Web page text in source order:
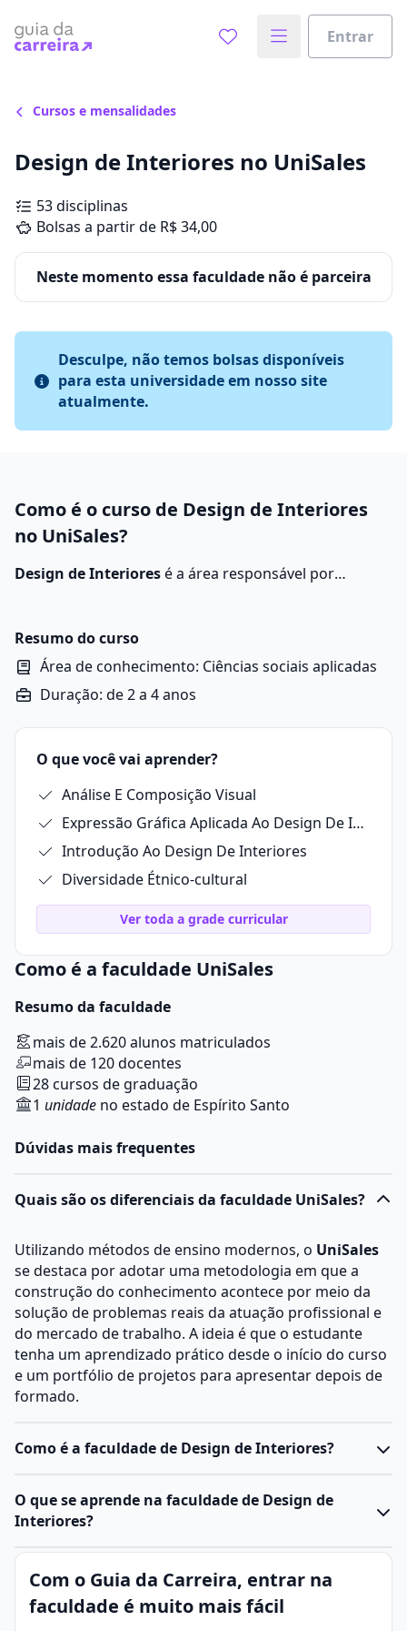
Entrar
Cursos e mensalidades
Design de Interiores no UniSales
53 disciplinas
Bolsas a partir de R$ 34,00
Neste momento essa faculdade não é parceira
Desculpe, não temos bolsas disponíveis
para esta universidade em nosso site
atualmente.
Como é o curso de Design de Interiores
no UniSales?
Design de Interioresé a área responsável por
Resumo do curso
Área de conhecimento: Ciências sociais aplicadas
Duração: de 2 a 4 anos
O que você vai aprender?
Análise E Composição Visual
Expressão Gráfica Aplicada Ao Design De Interiores
Introdução Ao Design De Interiores
Diversidade Étnico-cultural
Ver toda a grade curricular
Como é a faculdade UniSales
Resumo da faculdade
mais de 2.620 alunos matriculados
mais de 120 docentes
28 cursos de graduação
1 unidade no estado de Espírito Santo
Dúvidas mais frequentes
Quais são os diferenciais da faculdade UniSales?
Utilizando métodos de ensino modernos, o UniSales
se destaca por adotar uma metodologia em que a
construção do conhecimento acontece por meio da
solução de problemas reais da atuação profissional e
do mercado de trabalho. A ideia é que o estudante
tenha um aprendizado prático desde o início do curso
e um portfólio de projetos para apresentar depois de
formado.
Como é a faculdade de Design de Interiores?
O curso de Design de Interiores prepara designers
para planejar, projetar e decorar espaços internos,
Durante a graduação ou curso técnico, os estudantes
aprendem conceitos de composição,ergonomia
iluminação, design de mobiliário, técnicas de
O que se aprende na faculdade de Design de
Interiores?
Design de Interiores
é a área responsável por
planejar, projetar e decorar espaços internos, com
estética e conforto.
Com o Guia da Carreira, entrar na
faculdade é muito mais fácil